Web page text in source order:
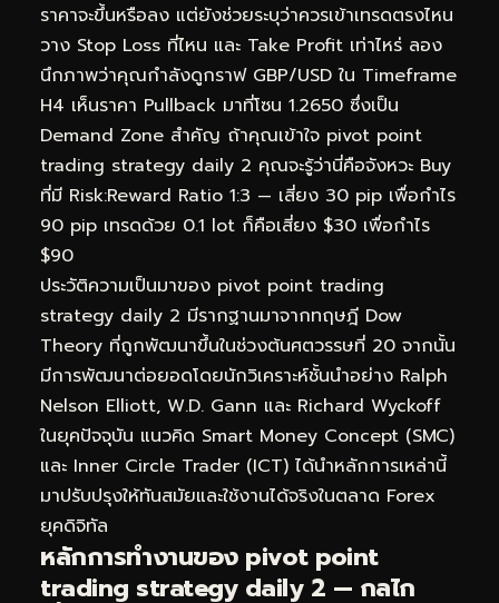
ราคาจะขึ้นหรือลง แต่ยังช่วยระบุว่าควรเข้าเทรดตรงไหน
วาง Stop Loss ที่ไหน และ Take Profit เท่าไหร่ ลอง
นึกภาพว่าคุณกำลังดูกราฟ GBP/USD ใน Timeframe
H4 เห็นราคา Pullback มาที่โซน 1.2650 ซึ่งเป็น
Demand Zone สำคัญ ถ้าคุณเข้าใจ pivot point
trading strategy daily 2 คุณจะรู้ว่านี่คือจังหวะ Buy
ที่มี Risk:Reward Ratio 1:3 — เสี่ยง 30 pip เพื่อกำไร
90 pip เทรดด้วย 0.1 lot ก็คือเสี่ยง $30 เพื่อกำไร
$90
ประวัติความเป็นมาของ pivot point trading
strategy daily 2 มีรากฐานมาจากทฤษฎี Dow
Theory ที่ถูกพัฒนาขึ้นในช่วงต้นศตวรรษที่ 20 จากนั้น
มีการพัฒนาต่อยอดโดยนักวิเคราะห์ชั้นนำอย่าง Ralph
Nelson Elliott, W.D. Gann และ Richard Wyckoff
ในยุคปัจจุบัน แนวคิด Smart Money Concept (SMC)
และ Inner Circle Trader (ICT) ได้นำหลักการเหล่านี้
มาปรับปรุงให้ทันสมัยและใช้งานได้จริงในตลาด Forex
ยุคดิจิทัล
หลักการทำงานของ pivot point
trading strategy daily 2 — กลไก